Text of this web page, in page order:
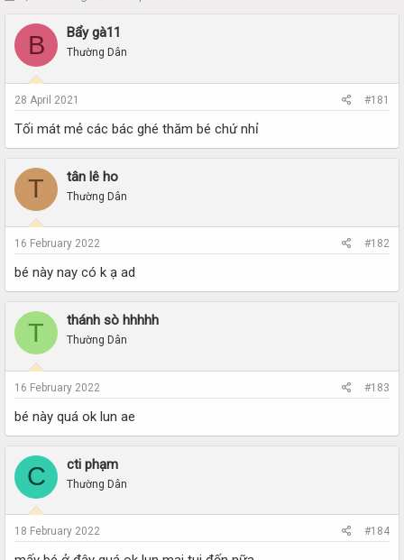
a
t
a
e
a
t
e
B Bẩy gà11
Thường Dân
28 April 2021 #181
Tối mát mẻ các bác ghé thăm bé chứ nhỉ
T tân lê ho
Thường Dân
16 February 2022 #182
bé này nay có k ạ ad
T thánh sò hhhhh
Thường Dân
16 February 2022 #183
bé này quá ok lun ae
C cti phạm
Thường Dân
18 February 2022 #184